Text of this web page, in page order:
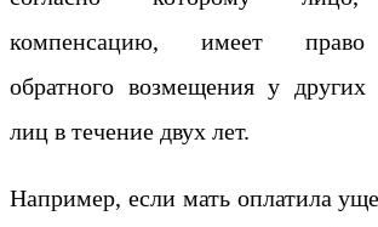
компенсацию, имеет право
обратного возмещения у других
лиц в течение двух лет.
Например, если мать оплатила